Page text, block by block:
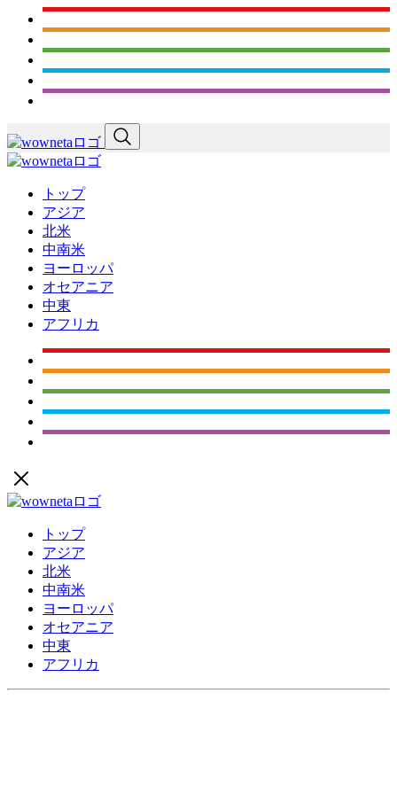
トップ
アジア
北米
中南米
ヨーロッパ
オセアニア
中東
アフリカ
トップ
アジア
北米
中南米
ヨーロッパ
オセアニア
中東
アフリカ